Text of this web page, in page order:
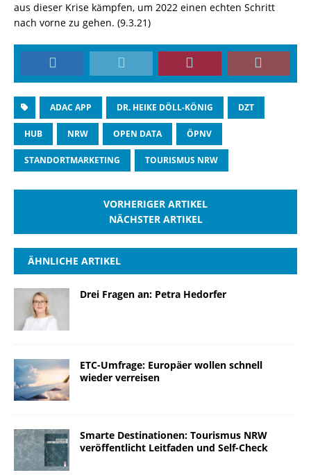
aus dieser Krise kämpfen, um 2022 einen echten Schritt
nach vorne zu gehen. (9.3.21)
ADAC APP DR. HEIKE DÖLL-KÖNIG DZT
HUB NRW OPEN DATA ÖPNV
STANDORTMARKETING TOURISMUS NRW
VORHERIGER ARTIKEL
NÄCHSTER ARTIKEL
ÄHNLICHE ARTIKEL
Drei Fragen an: Petra Hedorfer
ETC-Umfrage: Europäer wollen schnell
wieder verreisen
Smarte Destinationen: Tourismus NRW
veröffentlicht Leitfaden und Self-Check